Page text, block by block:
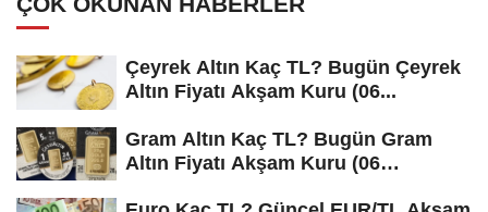
Çeyrek Altın Kaç TL? Bugün Çeyrek
Altın Fiyatı Akşam Kuru (06...
Gram Altın Kaç TL? Bugün Gram
Altın Fiyatı Akşam Kuru (06